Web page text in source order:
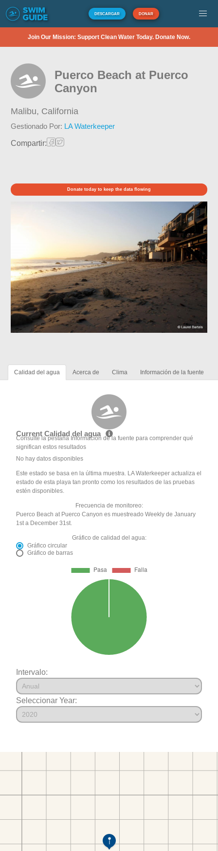
DESCARGAR DONAR
Join Our Mission: Support Clean Water Today. Donate Now.
Puerco Beach at Puerco
Canyon
Malibu, California
Gestionado Por: LA Waterkeeper
Compartir:
Donate today to keep the data flowing
Calidad del agua Acerca de Clima Información de la fuente
Current Calidad del agua
Consulte la pestaña Información de la fuente para comprender qué
significan estos resultados
No hay datos disponibles
Este estado se basa en la última muestra. LA Waterkeeper actualiza el
estado de esta playa tan pronto como los resultados de las pruebas
estén disponibles.
Frecuencia de monitoreo:
Puerco Beach at Puerco Canyon es muestreado Weekly de January
1st a December 31st.
Gráfico de calidad del agua:
Gráfico circular
Gráfico de barras
Intervalo:
Seleccionar Year: